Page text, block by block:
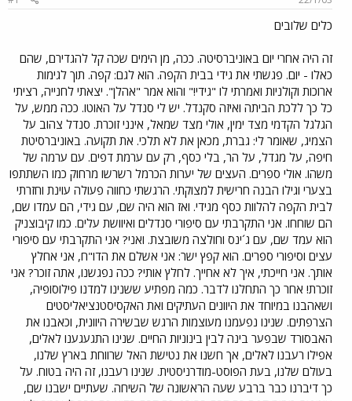
ש
כלים שלובים
זה היה אחרי יום באוניברסיטה. ככה, מן הימים שכה קל להגדירם, שהם
כאלו - יום. פגשתי את גידי בבית הקפה. הוא לגם: קפה. תוך לגימות
ארוכות וקולניות ואמרתי לו "גידי!" והוא אמר "אהלן". יצאתי לחנייה, רציתי
כל כך ללכת הביתה ואיזה סקנדל. יש לי סנדל על האוטו. ככה ממש, על
הגלגל הקדמי מצד ימין, אולי מצד שמאל, אינני זוכרת. סנדל צהוב על
הצמיג, שאומר לי: גברת, מכאן את לא תלכי. את תקועה. באוניברסיטת
חיפה, על מגדל, על הר, בלי כסף, רק עם ערמת דפים. עם ערמה של
משהו. אולי ספרים. העצים של יערות הכרמל רשרשו מרחוק כמו השתתפו
בצערי וגילו הבנה חרישית למצוקתי. הרגשתי כחווה פעולה עוינת וחזרתי
לבית הקפה להלוות כסף מגידי. ואז הוא היה שם, עם גידי, הם עמדו שם,
הם שוחחו. אני התקרבתי עם סיפורי סנדלים ואיוושת עלים. כמו קיבוצניק
הוא עמד שם, עם ג´ינס וחולצה משובצת. ואני? אני התקרבתי עם סיפורי
עצים וסיפורי ספרים. הוא קפץ ישר: אני אשלם את הדו"ח, אני אחלץ
אותך. אני חייכתי, איך לא אחייך. לחלץ אותי? ככה נפגשנו, אתה זוכר? אני
זוכרת! אחר כך התחלנו לדבר. כמה מפתיע ששנינו למדנו פילוסופיה,
ושאהבנו במיוחד את היוונים העתיקים ואת האקסיסטנציאליסטים
הצרפתים. שנינו נפעמנו מעוצמות הרגש שבשירה היוונית, וכאבנו את
האבסורד שבפער בינה לבין בינוניות החיים. שנינו התגעגענו לאלים,
אפילו רעבנו לאלים, אך חשנו את נטישת האל שרווחת בארץ שלנו,
בעולם שלנו, בעת הפוסט-מודרניסטית. שנינו רעבנו, זה היה בטוח. על
כך דיברנו כבר ברבע שעה הראשונה של השיחה. שעתיים ישבנו שם,